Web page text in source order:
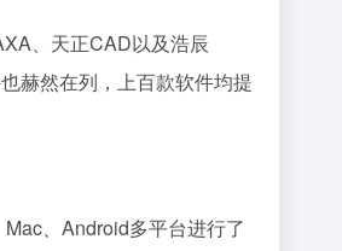
、天正CAD以及浩辰
赫然在列，上百款软件均提
、Android多平台进行了